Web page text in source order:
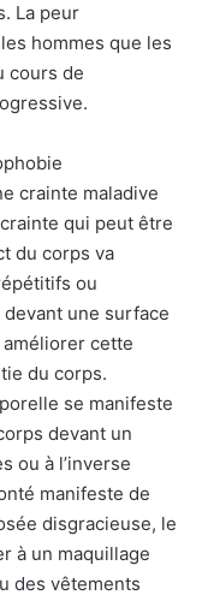
La peur
hommes que les
cours de
crainte maladive
qui peut être
du corps va
ou
une surface
cette
du corps.
se manifeste
devant un
ou à l’inverse
manifeste de
disgracieuse, le
à un maquillage
des vêtements